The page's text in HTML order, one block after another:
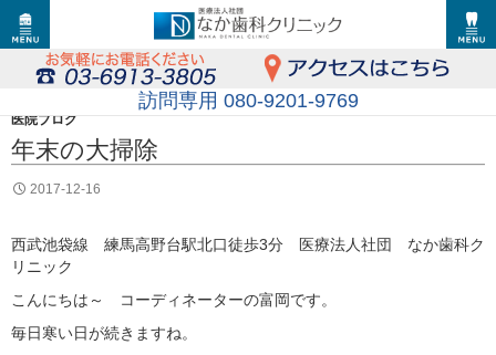
訪問専用 080-9201-9769
医院ブログ
年末の大掃除
2017-12-16
西武池袋線 練馬高野台駅北口徒歩3分 医療法人社団 なか歯科ク
リニック
こんにちは～ コーディネーターの富岡です。
毎日寒い日が続きますね。